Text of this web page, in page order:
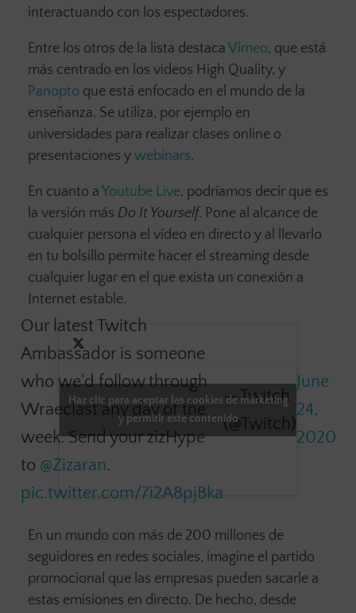
interactuando con los espectadores.
Entre los otros de la lista destaca Vimeo, que está
más centrado en los videos High Quality, y
Panopto que está enfocado en el mundo de la
enseñanza. Se utiliza, por ejemplo en
universidades para realizar clases online o
presentaciones y webinars.
En cuanto a Youtube Live, podríamos decir que es
la versión más Do It Yourself. Pone al alcance de
cualquier persona el vídeo en directo y al llevarlo
en tu bolsillo permite hacer el streaming desde
cualquier lugar en el que exista un conexión a
Internet estable.
Our latest Twitch
Ambassador is someone
who we'd follow through
Wraeclast any day of the
week. Send your zizHype
to @Zizaran.
pic.twitter.com/7i2A8pjBka
— Twitch
(@Twitch)
June
24,
2020
Haz clic para aceptar las cookies de márketing
y permitir este contenido
En un mundo con más de 200 millones de
seguidores en redes sociales, imagine el partido
promocional que las empresas pueden sacarle a
estas emisiones en directo. De hecho, desde